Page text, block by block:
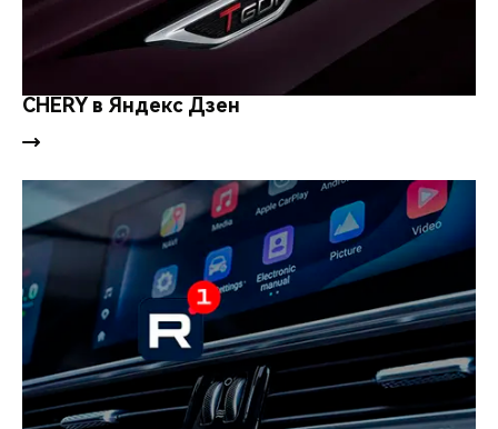
CHERY в Яндекс Дзен